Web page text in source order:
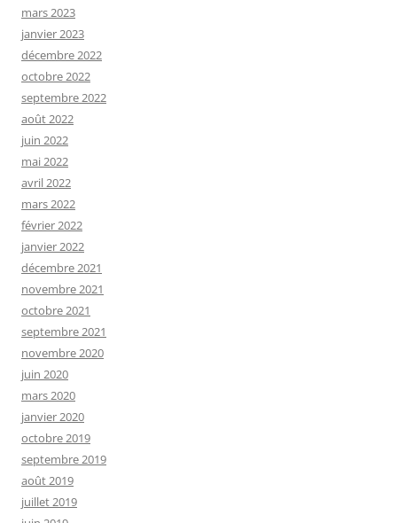
mars 2023
janvier 2023
décembre 2022
octobre 2022
septembre 2022
août 2022
juin 2022
mai 2022
avril 2022
mars 2022
février 2022
janvier 2022
décembre 2021
novembre 2021
octobre 2021
septembre 2021
novembre 2020
juin 2020
mars 2020
janvier 2020
octobre 2019
septembre 2019
août 2019
juillet 2019